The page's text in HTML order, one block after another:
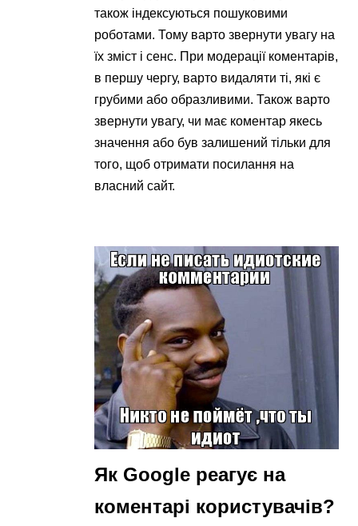
також індексуються пошуковими
роботами. Тому варто звернути увагу на
їх зміст і сенс. При модерації коментарів,
в першу чергу, варто видаляти ті, які є
грубими або образливими. Також варто
звернути увагу, чи має коментар якесь
значення або був залишений тільки для
того, щоб отримати посилання на
власний сайт.
Як Google реагує на
коментарі користувачів?